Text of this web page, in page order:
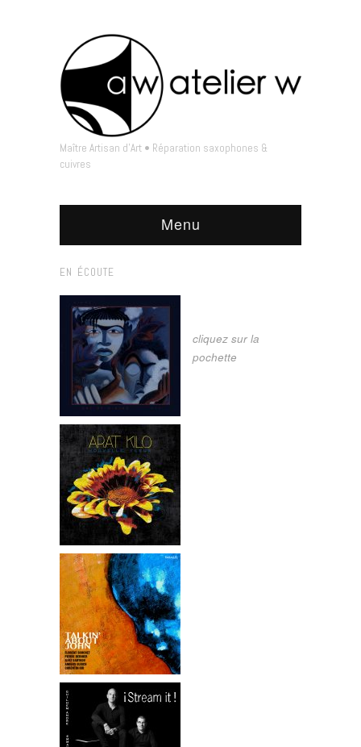
Maître Artisan d'Art • Réparation saxophones &
cuivres
Menu
EN ÉCOUTE
cliquez sur la
pochette